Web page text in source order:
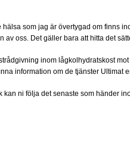
som jag är övertygad om finns
av oss. Det gäller bara att hitta det
inom lågkolhydratskost
information om de tjänster Ultimat
kan ni följa det senaste som händer